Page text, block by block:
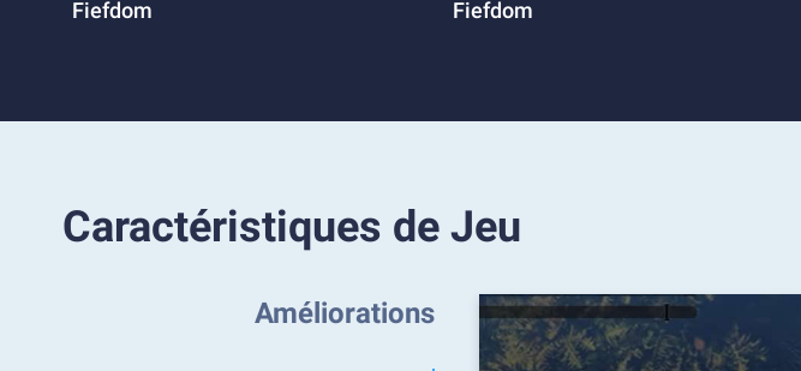
Fiefdom
Fiefdom
Caractéristiques de Jeu
Améliorations